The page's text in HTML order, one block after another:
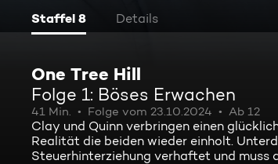
Staffel 8 Details
One Tree Hill
Folge 1: Böses Erwachen
41 Min. Folge vom 23.10.2024 Ab 12
Clay und Quinn verbringen einen
Realität die beiden wieder einholt.
Steuerhinterziehung verhaftet und muss